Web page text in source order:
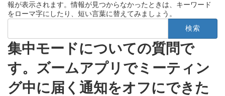
報が表示されます。情報が見つからなかったときは、キーワード
をローマ字にしたり、短い言葉に替えてみましょう。
検
集中モードについての質問で
す。ズームアプリでミーティン
グ中に届く通知をオフにできた